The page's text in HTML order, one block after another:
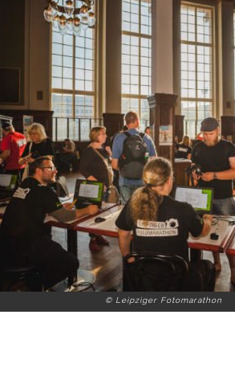
© Leipziger Fotomarathon